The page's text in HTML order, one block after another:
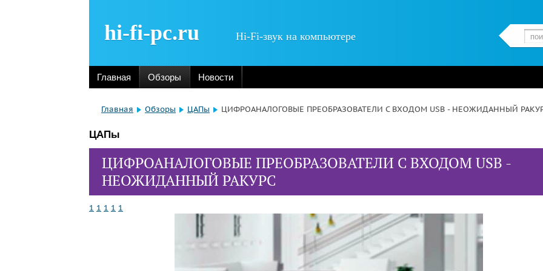
hi-fi-pc.ru Hi-Fi-звук на компьютере
Главная Обзоры Новости
Главная Обзоры ЦАПы ЦИФРОАНАЛОГОВЫЕ ПРЕОБРАЗОВАТЕЛИ С ВХОДОМ USB - НЕОЖИДАННЫЙ
ЦАПы
ЦИФРОАНАЛОГОВЫЕ ПРЕОБРАЗОВАТЕЛИ С ВХОДОМ USB -
НЕОЖИДАННЫЙ РАКУРС
1 1 1 1 1